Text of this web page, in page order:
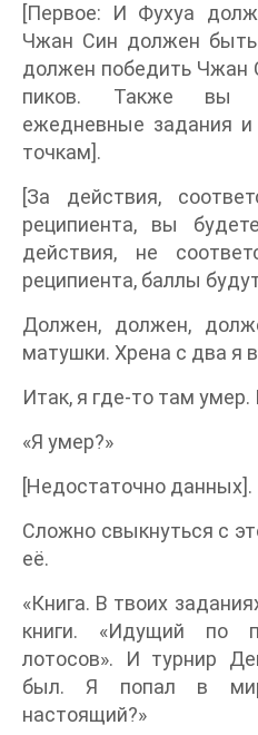
[Первое: И Фухуа
Чжан Син должен
должен победить Чжан
пиков. Также вы
ежедневные задания
точкам].
[За действия,
реципиента, вы
действия, не
реципиента, баллы
Должен, должен,
матушки. Хрена с два я
Итак, я где-то там
«Я умер?»
[Недостаточно данных].
Сложно свыкнуться с
её.
«Книга. В твоих
книги. «Идущий по
лотосов». И турнир
был. Я попал в
настоящий?»